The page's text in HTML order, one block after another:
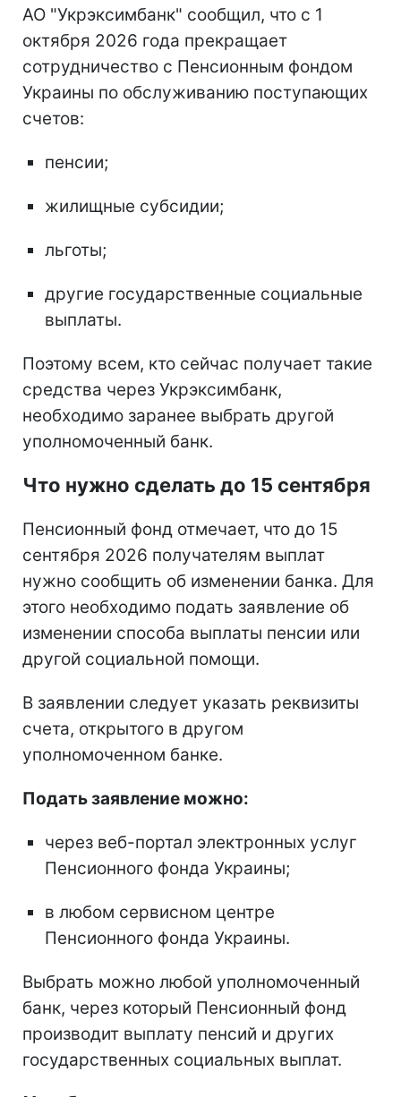
АО "Укрэксимбанк" сообщил, что с 1
октября 2026 года прекращает
сотрудничество с Пенсионным фондом
Украины по обслуживанию поступающих
счетов:
пенсии;
жилищные субсидии;
льготы;
другие государственные социальные
выплаты.
Поэтому всем, кто сейчас получает такие
средства через Укрэксимбанк,
необходимо заранее выбрать другой
уполномоченный банк.
Что нужно сделать до 15 сентября
Пенсионный фонд отмечает, что до 15
сентября 2026 получателям выплат
нужно сообщить об изменении банка. Для
этого необходимо подать заявление об
изменении способа выплаты пенсии или
другой социальной помощи.
В заявлении следует указать реквизиты
счета, открытого в другом
уполномоченном банке.
Подать заявление можно:
через веб-портал электронных услуг
Пенсионного фонда Украины;
в любом сервисном центре
Пенсионного фонда Украины.
Выбрать можно любой уполномоченный
банк, через который Пенсионный фонд
производит выплату пенсий и других
государственных социальных выплат.